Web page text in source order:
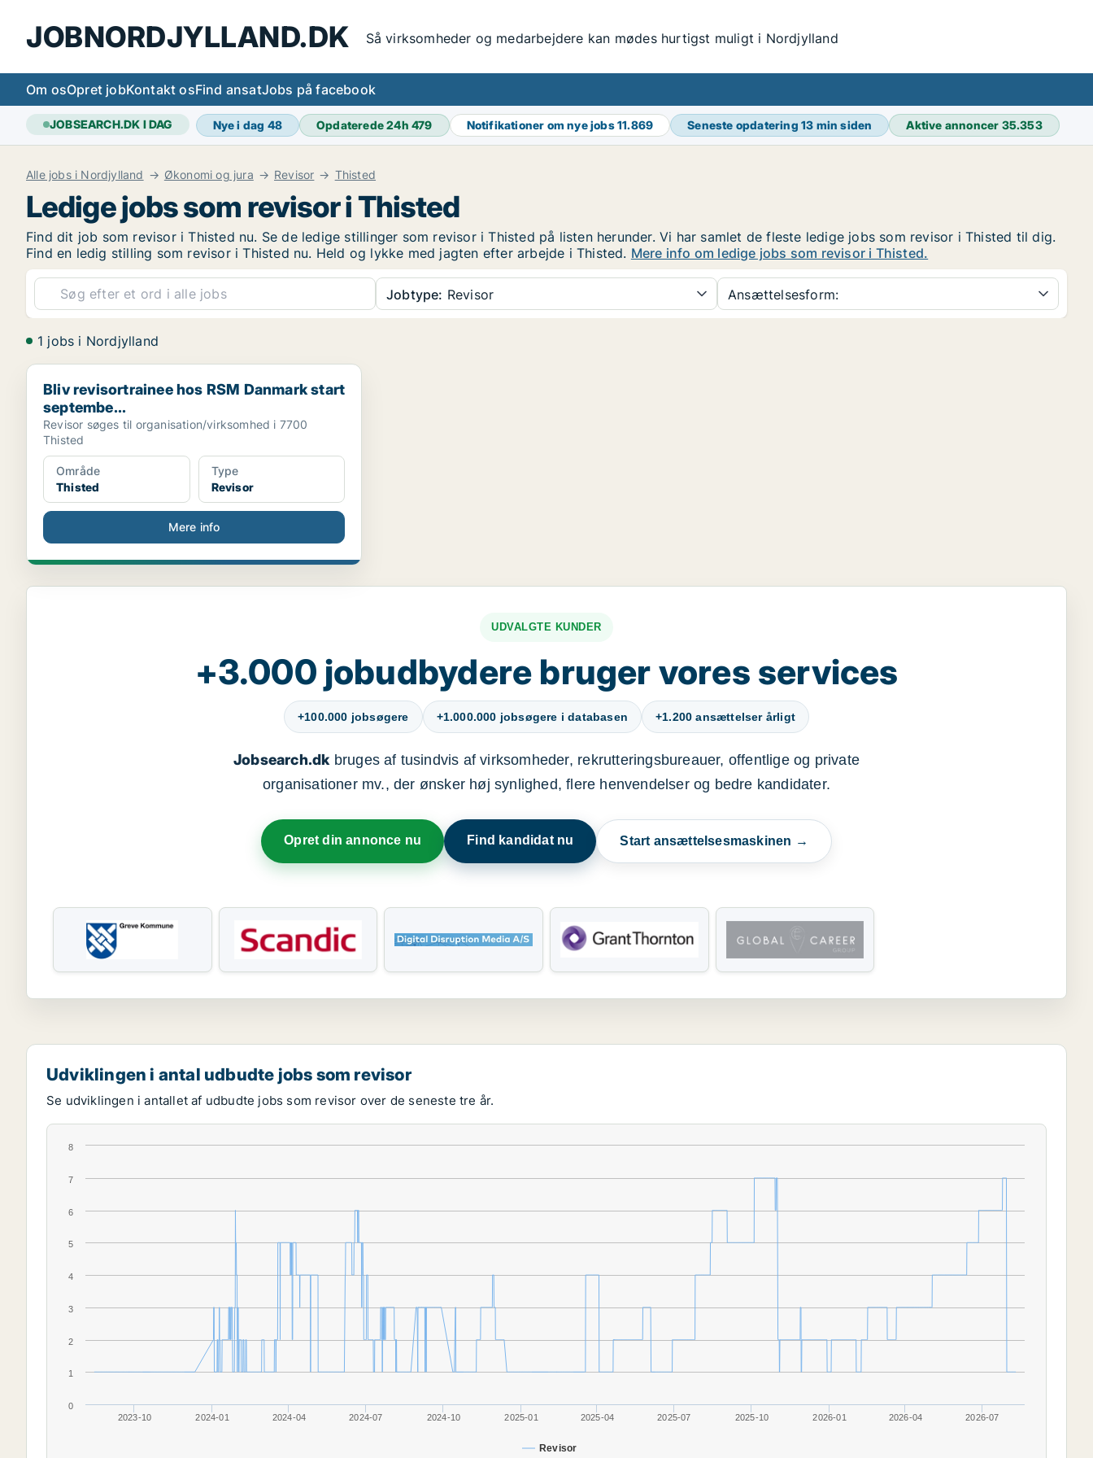
JOBNORDJYLLAND.DK Så virksomheder og medarbejdere kan mødes hurtigst muligt i Nordjylland
Om osOpret jobKontakt osFind ansatJobs på facebook
JOBSEARCH.DK I DAG Nye i dag 48 Opdaterede 24h479 Notifikationer om nye jobs11.869 Seneste opdatering13 min siden Aktive annoncer 35.353
Alle jobs i Nordjylland Økonomi og jura Revisor Thisted
Ledige jobs som revisor i Thisted
Find dit job som revisor i Thisted nu. Se de ledige stillinger som revisor i Thisted på listen herunder. Vi har samlet de fleste ledige jobs som revisor i Thisted til dig.
Find en ledig stilling som revisor i Thisted nu. Held og lykke med jagten efter arbejde i Thisted. Mere info om ledige jobs som revisor i Thisted.
Jobtype: Revisor Ansættelsesform:
1 jobs i Nordjylland
Bliv revisortrainee hos RSM Danmark start septembe...
Bliv revisortrainee hos RSM Danmark start
septembe...
Revisor søges til organisation/virksomhed i 7700
Thisted
Område
Thisted
Type
Revisor
Mere info
UDVALGTE KUNDER
+3.000 jobudbydere bruger vores services
+100.000 jobsøgere +1.000.000 jobsøgere i databasen +1.200 ansættelser årligt
Jobsearch.dkbruges af tusindvis af virksomheder, rekrutteringsbureauer, offentlige og private
organisationer mv., der ønsker høj synlighed, flere henvendelser og bedre kandidater.
Opret din annonce nu Find kandidat nu Start ansættelsesmaskinen →
Udviklingen i antal udbudte jobs som revisor
Se udviklingen i antallet af udbudte jobs som revisor over de seneste tre år.
Revisor
2023-10 2024-01 2024-04 2024-07 2024-10 2025-01 2025-04 2025-07 2025-10 2026-01 2026-04 2026-07
0
1
2
3
4
5
6
7
8